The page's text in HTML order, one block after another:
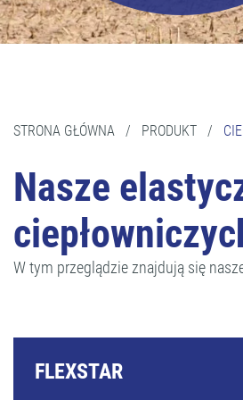
STRONA GŁÓWNA / PRODUKT /
Nasze
W tym przeglądzie znajdują się
FLEXSTAR